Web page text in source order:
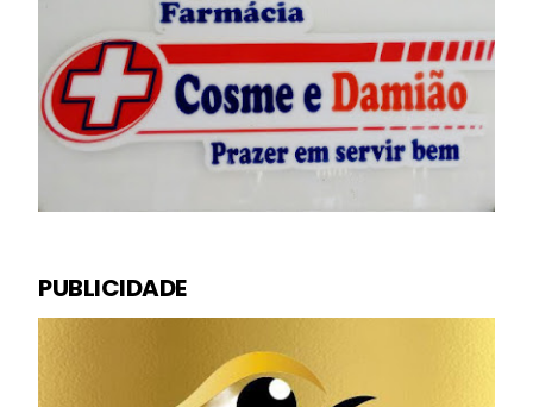
PUBLICIDADE